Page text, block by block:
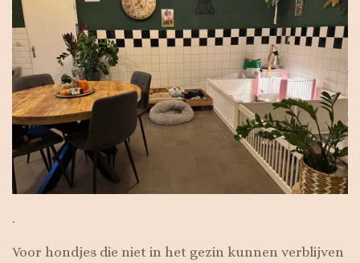
.
Voor hondjes die niet in het gezin kunnen verblijven